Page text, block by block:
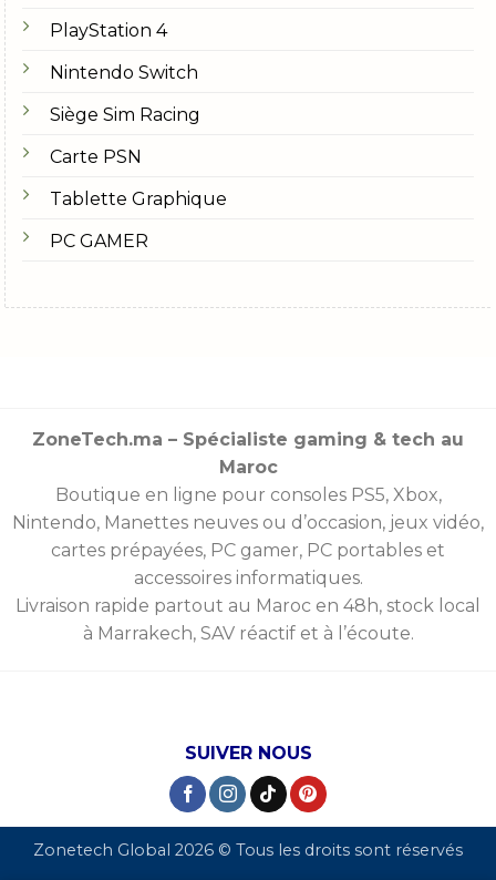
PlayStation 4
Nintendo Switch
Siège Sim Racing
Carte PSN
Tablette Graphique
PC GAMER
ZoneTech.ma – Spécialiste gaming & tech au
Maroc
Boutique en ligne pour consoles PS5, Xbox,
Nintendo, Manettes neuves ou d’occasion, jeux vidéo,
cartes prépayées, PC gamer, PC portables et
accessoires informatiques.
Livraison rapide partout au Maroc en 48h, stock local
à Marrakech, SAV réactif et à l’écoute.
SUIVER NOUS
Zonetech Global 2026 © Tous les droits sont réservés